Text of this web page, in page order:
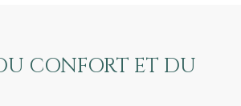
CONFORT ET DU